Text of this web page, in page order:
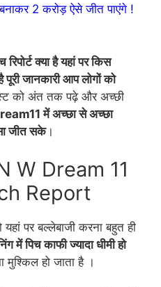
2 करोड़ ऐसे जीत पाएंगे !
रिपोर्ट क्या है यहां पर किस
पूरी जानकारी आप लोगों को
को अंत तक पढ़े और अच्छी
में अच्छा से अच्छा
जीत सके।
W Dream 11
Report
पर बल्लेबाजी करना बहुत ही
में पिच काफी ज्यादा धीमी हो
हो जाता है ।